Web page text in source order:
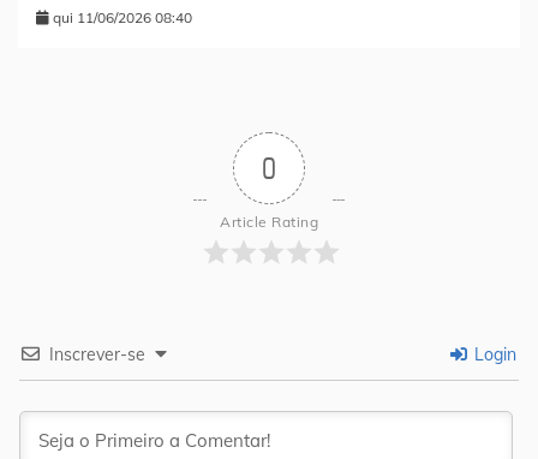
qui 11/06/2026 08:40
0
Article Rating
Inscrever-se Login